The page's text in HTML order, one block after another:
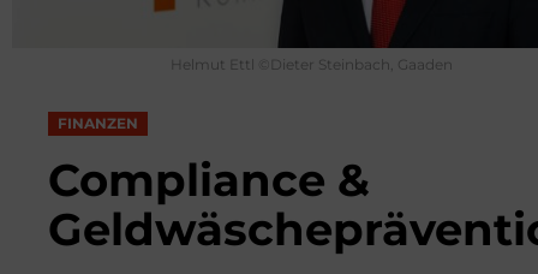
Helmut Ettl ©Dieter Steinbach, Gaaden
FINANZEN
Compliance &